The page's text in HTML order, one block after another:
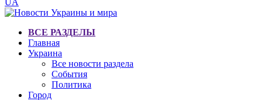
UA
ВСЕ РАЗДЕЛЫ
Главная
Украина
Все новости раздела
События
Политика
Город